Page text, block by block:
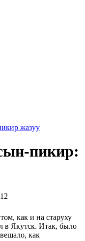
жазуу
пикир:
как и на старуху
в Якутск. Итак, было
как